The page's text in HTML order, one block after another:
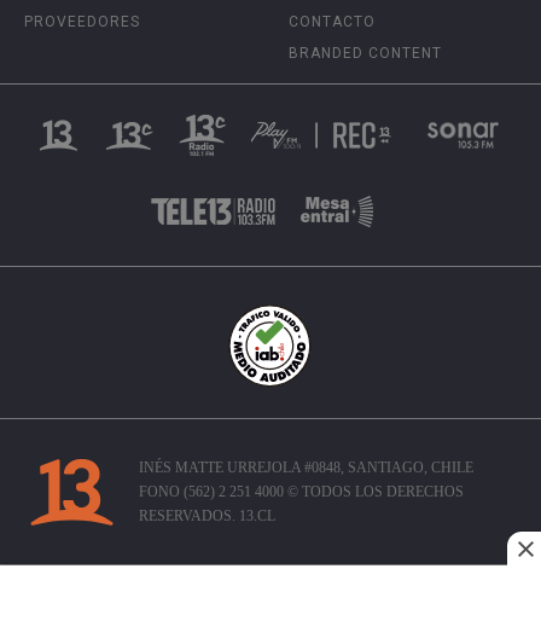
PROVEEDORES
CONTACTO
BRANDED CONTENT
INÉS MATTE URREJOLA #0848, SANTIAGO, CHILE
FONO (562) 2 251 4000 © TODOS LOS DERECHOS
RESERVADOS. 13.CL